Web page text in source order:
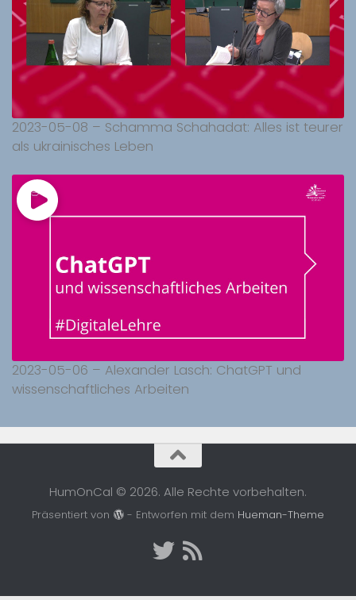
2023-05-08 – Schamma Schahadat: Alles ist teurer
als ukrainisches Leben
2023-05-06 – Alexander Lasch: ChatGPT und
wissenschaftliches Arbeiten
HumOnCal © 2026. Alle Rechte vorbehalten.
Präsentiert von - Entworfen mit dem Hueman-Theme